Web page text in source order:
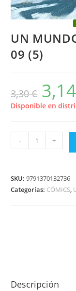
UN
09 (5)
3,30€
El
precio
original
era:
3,14
Disponible en
MUNDO
05
- +
SKU:9791370132736
Categorías: CÓMICS,
Descripción